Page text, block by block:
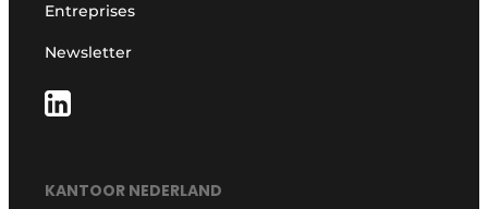
Entreprises
Newsletter
KANTOOR NEDERLAND